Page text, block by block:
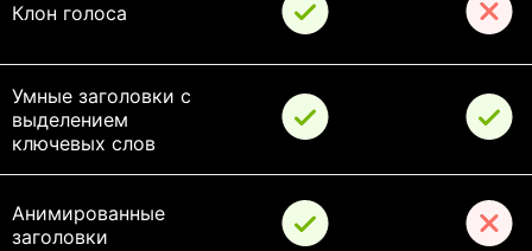
Клон голоса
Умные заголовки с
выделением
ключевых слов
Анимированные
заголовки